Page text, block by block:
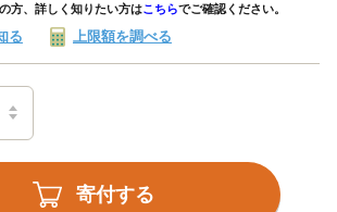
方、詳しく知りたい方はこちらでご確認ください。
る 上限額を調べる
寄付する